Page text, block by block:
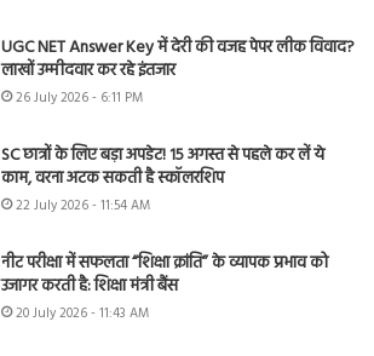
UGC NET Answer Key में देरी की वजह पेपर लीक विवाद?
लाखों उम्मीदवार कर रहे इंतजार
26 July 2026 - 6:11 PM
SC छात्रों के लिए बड़ा अपडेट! 15 अगस्त से पहले कर लें ये
काम, वरना अटक सकती है स्कॉलरशिप
22 July 2026 - 11:54 AM
नीट परीक्षा में सफलता “शिक्षा क्रांति” के व्यापक प्रभाव को
उजागर करती है: शिक्षा मंत्री बैंस
20 July 2026 - 11:43 AM